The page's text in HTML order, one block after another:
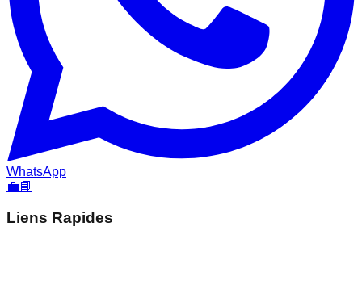
WhatsApp
💼📘
Liens Rapides